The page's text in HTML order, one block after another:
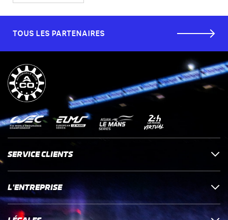
TOUS LES PARTENAIRES
SERVICE CLIENTS
L'ENTREPRISE